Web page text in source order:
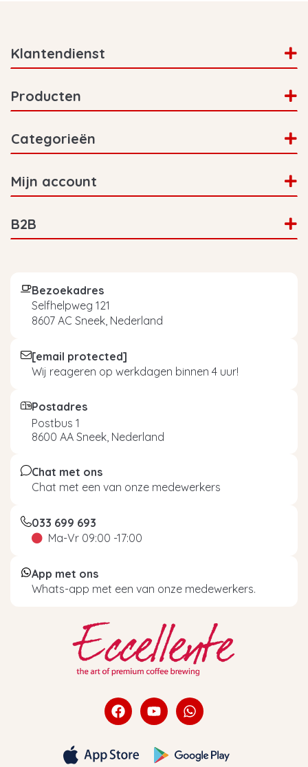
Klantendienst
Producten
Categorieën
Mijn account
B2B
Bezoekadres
Selfhelpweg 121
8607 AC Sneek, Nederland
[email protected]
Wij reageren op werkdagen binnen 4 uur!
Postadres
Postbus 1
8600 AA Sneek, Nederland
Chat met ons
Chat met een van onze medewerkers
033 699 693
Ma-Vr 09:00 -17:00
App met ons
Whats-app met een van onze medewerkers.